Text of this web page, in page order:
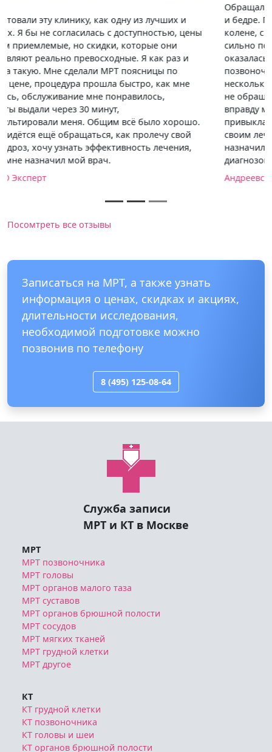
Обращалась в этот центр с жуткими болями в колене
и бедре. Предполагала, что проблема именно в
колене, с неделю пила обезболивающие, которые не
сильно помогали. В центре мне сделали МРТ и
оказалась проблема крылась в поясничном отделе
позвоночника. Установили у меня там протрузию
нескольких дисков, из-за сильных болей в колене, я
не обращала на ноющую боль в спине, которая и
вправду меня тревожила ранее. Я как-то уже
привыкла и жила с этим, всё некогда было заняться
своим лечением. Врачи меня проконсультировали,
назначили схему лечения и научили бороться с этим
диагнозом.
Андреевские больницы-Неболит на Варшавке
Посомтреть все отзывы
Записаться на МРТ, а также узнать
информация о ценах, скидках и акциях,
длительности исследования,
необходимой подготовке можно
позвонив по телефону
8 (495) 125-08-64
Служба записи
МРТ и КТ в Москве
МРТ
МРТ позвоночника
МРТ головы
МРТ органов малого таза
МРТ суставов
МРТ органов брюшной полости
МРТ сосудов
МРТ мягких тканей
МРТ грудной клетки
МРТ другое
КТ
КТ грудной клетки
КТ позвоночника
КТ головы и шеи
КТ органов брюшной полости